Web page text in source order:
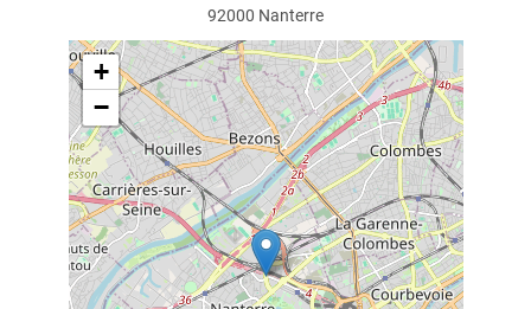
92000 Nanterre
+
−